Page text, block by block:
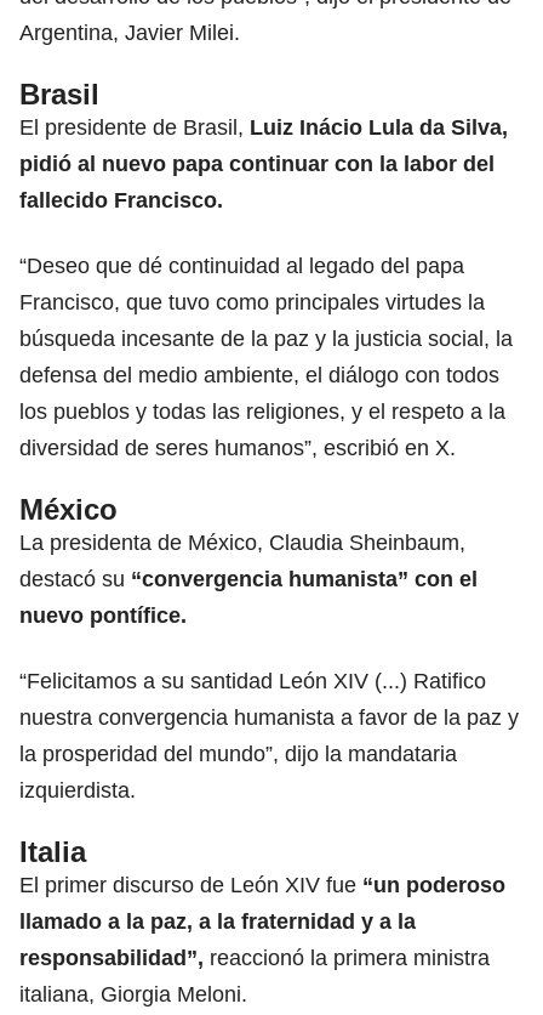
Argentina, Javier Milei.
Brasil
El presidente de Brasil, Luiz Inácio Lula da Silva,
pidió al nuevo papa continuar con la labor del
fallecido Francisco.
“Deseo que dé continuidad al legado del papa
Francisco, que tuvo como principales virtudes la
búsqueda incesante de la paz y la justicia social, la
defensa del medio ambiente, el diálogo con todos
los pueblos y todas las religiones, y el respeto a la
diversidad de seres humanos”, escribió en X.
México
La presidenta de México, Claudia Sheinbaum,
destacó su “convergencia humanista” con el
nuevo pontífice.
“Felicitamos a su santidad León XIV (...) Ratifico
nuestra convergencia humanista a favor de la paz y
la prosperidad del mundo”, dijo la mandataria
izquierdista.
Italia
El primer discurso de León XIV fue “un poderoso
llamado a la paz, a la fraternidad y a la
responsabilidad”, reaccionó la primera ministra
italiana, Giorgia Meloni.